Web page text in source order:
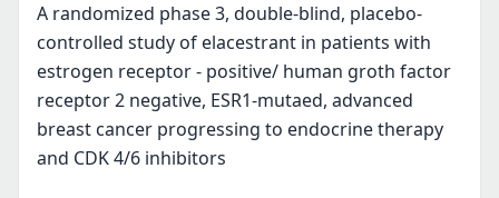
A randomized phase 3, double-blind, placebo-
controlled study of elacestrant in patients with
estrogen receptor - positive/ human groth factor
receptor 2 negative, ESR1-mutaed, advanced
breast cancer progressing to endocrine therapy
and CDK 4/6 inhibitors